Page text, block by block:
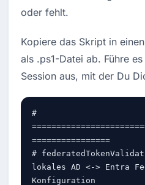
oder fehlt.
Kopiere das Skript in
als .ps1-Datei ab. Führe
Session aus, mit der Du
#
================
#
lokales AD <-> Entra
Konfiguration